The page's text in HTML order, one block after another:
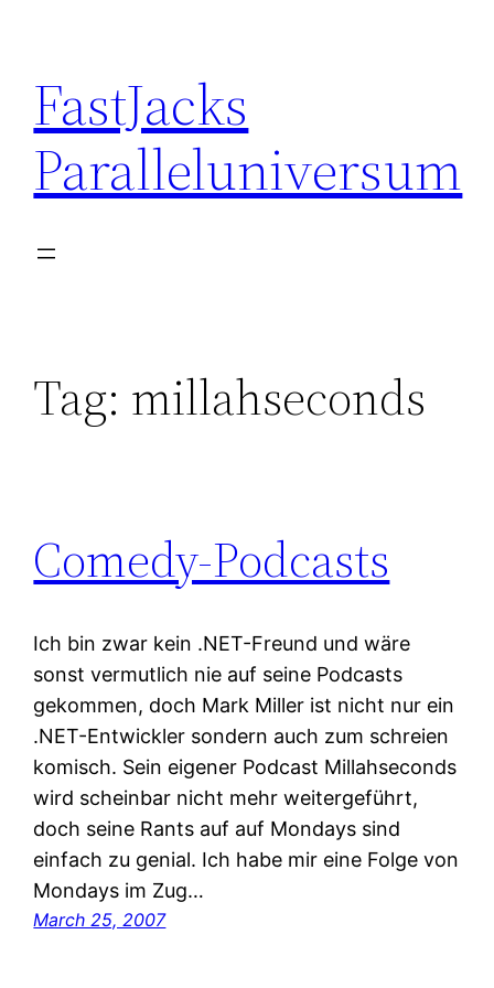
content
FastJacks
Paralleluniversum
Tag: millahseconds
Comedy-Podcasts
Ich bin zwar kein .NET-Freund und wäre
sonst vermutlich nie auf seine Podcasts
gekommen, doch Mark Miller ist nicht nur ein
.NET-Entwickler sondern auch zum schreien
komisch. Sein eigener Podcast Millahseconds
wird scheinbar nicht mehr weitergeführt,
doch seine Rants auf auf Mondays sind
einfach zu genial. Ich habe mir eine Folge von
Mondays im Zug…
March 25, 2007